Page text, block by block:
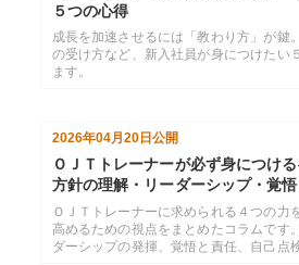
５つの心得
成長を加速させるには「教わり方」が鍵
の受け方など、新入社員が身につけたい
ます。
2026年04月20日 公開
ＯＪＴトレーナーが必ず身につけ
方針の理解・リーダーシップ・覚悟
する
ＯＪＴトレーナーに求められる４つの力
高めるための視点をまとめたコラムです
ダーシップの発揮、覚悟と責任、自己点